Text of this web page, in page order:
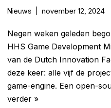
Nieuws november 12, 2024
Negen weken geleden
HHS Game Development
van de Dutch Innovation
deze keer: alle vijf de
game-engine. Een open-
verder »